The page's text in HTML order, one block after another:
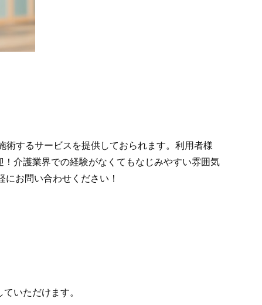
するサービスを提供しておられます。利用者様
介護業界での経験がなくてもなじみやすい雰囲気
お問い合わせください！
いただけます。